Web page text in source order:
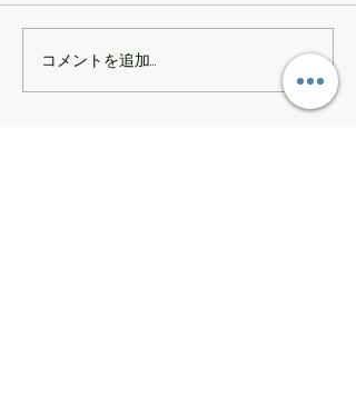
MOMENTサマーセール
コメントを追加…